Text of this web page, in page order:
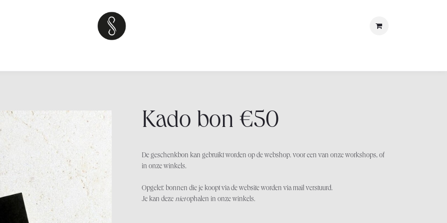
Kado bon €50
De geschenkbon kan gebruikt worden op de webshop. voor een van onze workshops, of
in onze winkels.
Opgelet: bonnen die je koopt via de website worden via mail verstuurd.
Je kan deze nietophalen in onze winkels.